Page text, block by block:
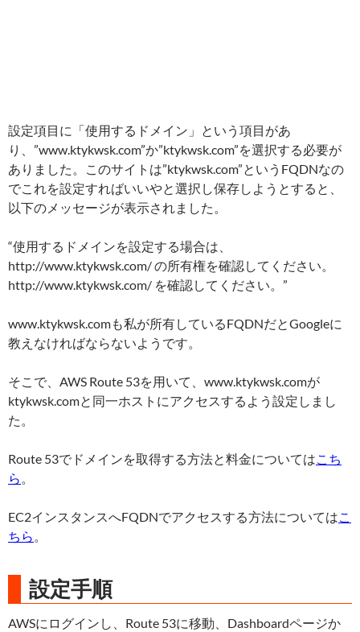
設定項目に「使用するドメイン」という項目があ
り、”www.ktykwsk.com”か”ktykwsk.com”を選択する必要が
ありました。このサイトは”ktykwsk.com”というFQDNなの
でこれを設定すればいいやと選択し保存しようとすると、
以下のメッセージが表示されました。
“使用するドメインを設定する場合は、
http://www.ktykwsk.com/ の所有権を確認してください。
http://www.ktykwsk.com/ を確認してください。”
www.ktykwsk.comも私が所有しているFQDNだとGoogleに
教えなければならないようです。
そこで、AWS Route 53を用いて、www.ktykwsk.comが
ktykwsk.comと同一ホストにアクセスするよう設定しまし
た。
Route 53でドメインを取得する方法と料金についてはこち
ら 。
EC2インスタンスへFQDNでアクセスする方法についてはこ
ちら 。
設定手順
AWSにログインし、Route 53に移動、Dashboardページか